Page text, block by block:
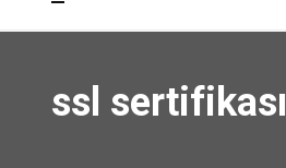
ssl sertifikası